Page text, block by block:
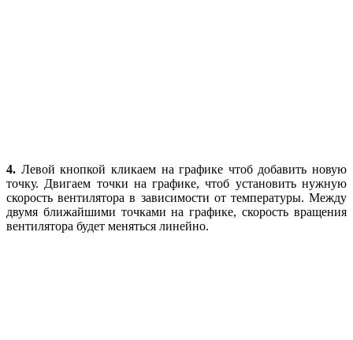
4. Левой кнопкой кликаем на графике чтоб добавить новую
точку. Двигаем точки на графике, чтоб установить нужную
скорость вентилятора в зависимости от температуры. Между
двумя ближайшими точками на графике, скорость вращения
вентилятора будет меняться линейно.